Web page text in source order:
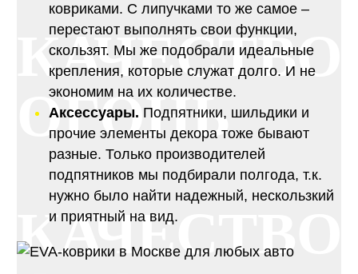
КАЧЕСТВО
ОГОНЬ
КАЧЕСТВО
ковриками. С липучками то же самое –
перестают выполнять свои функции,
скользят. Мы же подобрали идеальные
крепления, которые служат долго. И не
экономим на их количестве.
Аксессуары. Подпятники, шильдики и
прочие элементы декора тоже бывают
разные. Только производителей
подпятников мы подбирали полгода, т.к.
нужно было найти надежный, нескользкий
и приятный на вид.